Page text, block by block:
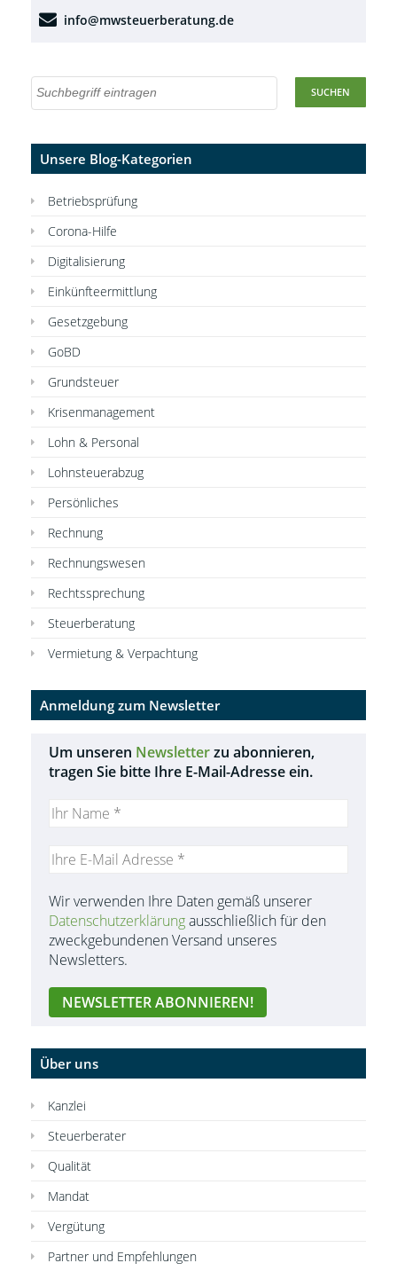
info@mwsteuerberatung.de
Unsere Blog-Kategorien
Betriebsprüfung
Corona-Hilfe
Digitalisierung
Einkünfteermittlung
Gesetzgebung
GoBD
Grundsteuer
Krisenmanagement
Lohn & Personal
Lohnsteuerabzug
Persönliches
Rechnung
Rechnungswesen
Rechtssprechung
Steuerberatung
Vermietung & Verpachtung
Anmeldung zum Newsletter
Um unseren Newsletterzu abonnieren,
tragen Sie bitte Ihre E-Mail-Adresse ein.
Wir verwenden Ihre Daten gemäß unserer
Datenschutzerklärungausschließlich für den
zweckgebundenen Versand unseres
Newsletters.
Über uns
Kanzlei
Steuerberater
Qualität
Mandat
Vergütung
Partner und Empfehlungen